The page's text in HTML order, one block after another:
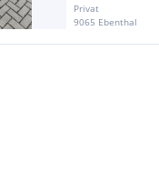
Privat
9065 Ebenthal